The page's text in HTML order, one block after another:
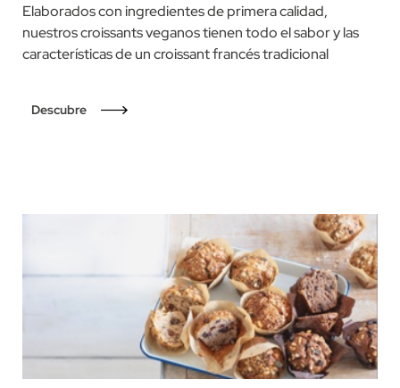
Elaborados con ingredientes de primera calidad,
nuestros croissants veganos tienen todo el sabor y las
características de un croissant francés tradicional
Descubre